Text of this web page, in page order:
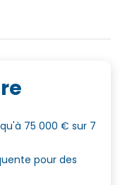
75 000 € sur 7
pour des